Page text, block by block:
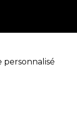
personnalisé